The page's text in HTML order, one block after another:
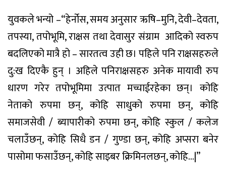
युवकलेभन्यो–“हेर्नोस,समयअनुसारऋषि–मुनि,देवी–देवता,
तपस्या,तपोभूमि,राक्षसतथादेवासुरसंग्राम आदिकोस्वरुप
बदलिएकोमात्रैहो–सारतत्वउहीछ। पहिलेपनिराक्षसहरुले
दु:ख दिएकै हुन् । अहिले पनिराक्षसहरु अनेक मायावी रुप
धारण गरेर तपोभूमिमा उत्पात मच्चाईरहेका छन्। कोहि
नेताको रुपमा छन्, कोहि साधुको रुपमा छन्, कोहि
समाजसेवी / ब्यापारीको रुपमा छन्,कोहि स्कुल/ कलेज
चलाउँछन्, कोहि सिधै डन / गुण्डा छन्,कोहि अप्सरा बनेर
पासोमाफसाउँछन्,कोहिसाइबरक्रिमिनलछन्,कोहि…|”